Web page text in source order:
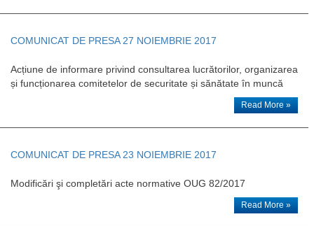
COMUNICAT DE PRESA 27 NOIEMBRIE 2017
Acțiune de informare privind consultarea lucrătorilor, organizarea
și funcționarea comitetelor de securitate și sănătate în muncă
Read More »
COMUNICAT DE PRESA 23 NOIEMBRIE 2017
Modificări şi completări acte normative OUG 82/2017
Read More »